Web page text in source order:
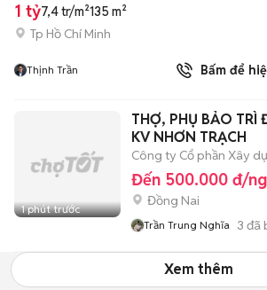
1 tỷ7,4 tr/m²135 m²
Tp Hồ Chí Minh
Thịnh Trần Bấm để
1 phút trước
THỢ, PHỤ BẢO TRÌ
KV NHƠN TRẠCH
Công ty Cổ phần Xây
Đến 500.000 đ/
Đồng Nai
Trần Trung Nghĩa 3 đã
Xem thêm